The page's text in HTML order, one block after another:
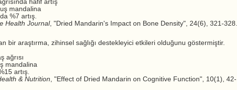
mandalina
%7 artış.
Health Journal, "Dried Mandarin's Impact on Bone Density", 24(6), 321-328.
bir araştırma, zihinsel sağlığı destekleyici etkileri olduğunu göstermiştir.
ağrısı
mandalina
artış.
& Nutrition , "Effect of Dried Mandarin on Cognitive Function", 10(1), 42-